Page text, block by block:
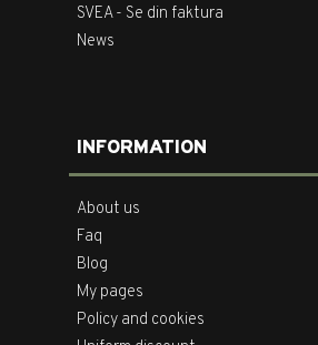
SVEA - Se din faktura
News
INFORMATION
About us
Faq
Blog
My pages
Policy and cookies